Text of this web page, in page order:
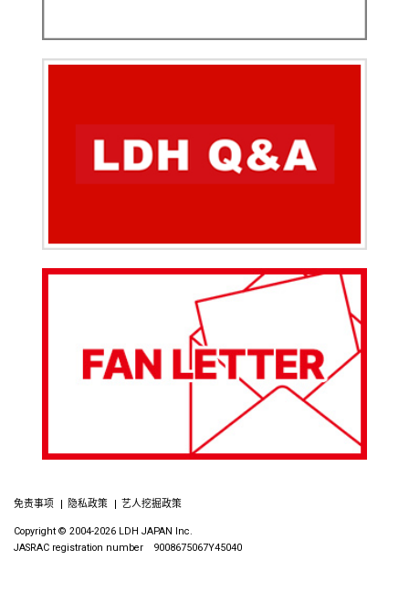
免责事项 隐私政策 艺人挖掘政策
Copyright © 2004-2026 LDH JAPAN Inc.
JASRAC registration number 9008675067Y45040